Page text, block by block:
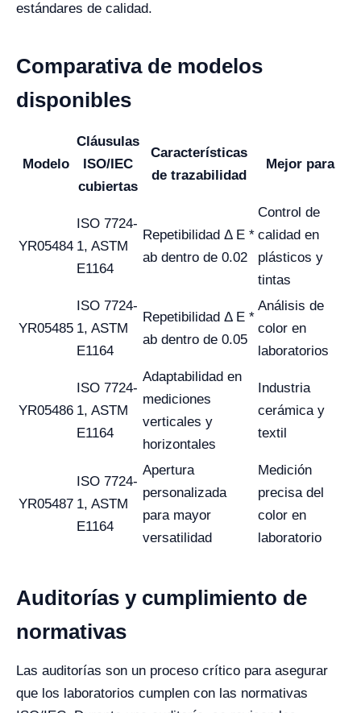
estándares de calidad.
Comparativa de modelos
disponibles
Modelo
Cláusulas
ISO/IEC
cubiertas
Características
de trazabilidad
Mejor para
YR05484
ISO 7724-
1, ASTM
E1164
Repetibilidad Δ E *
ab dentro de 0.02
Control de
calidad en
plásticos y
tintas
YR05485
ISO 7724-
1, ASTM
E1164
Repetibilidad Δ E *
ab dentro de 0.05
Análisis de
color en
laboratorios
YR05486
ISO 7724-
1, ASTM
E1164
Adaptabilidad en
mediciones
verticales y
horizontales
Industria
cerámica y
textil
YR05487
ISO 7724-
1, ASTM
E1164
Apertura
personalizada
para mayor
versatilidad
Medición
precisa del
color en
laboratorio
Auditorías y cumplimiento de
normativas
Las auditorías son un proceso crítico para asegurar
que los laboratorios cumplen con las normativas